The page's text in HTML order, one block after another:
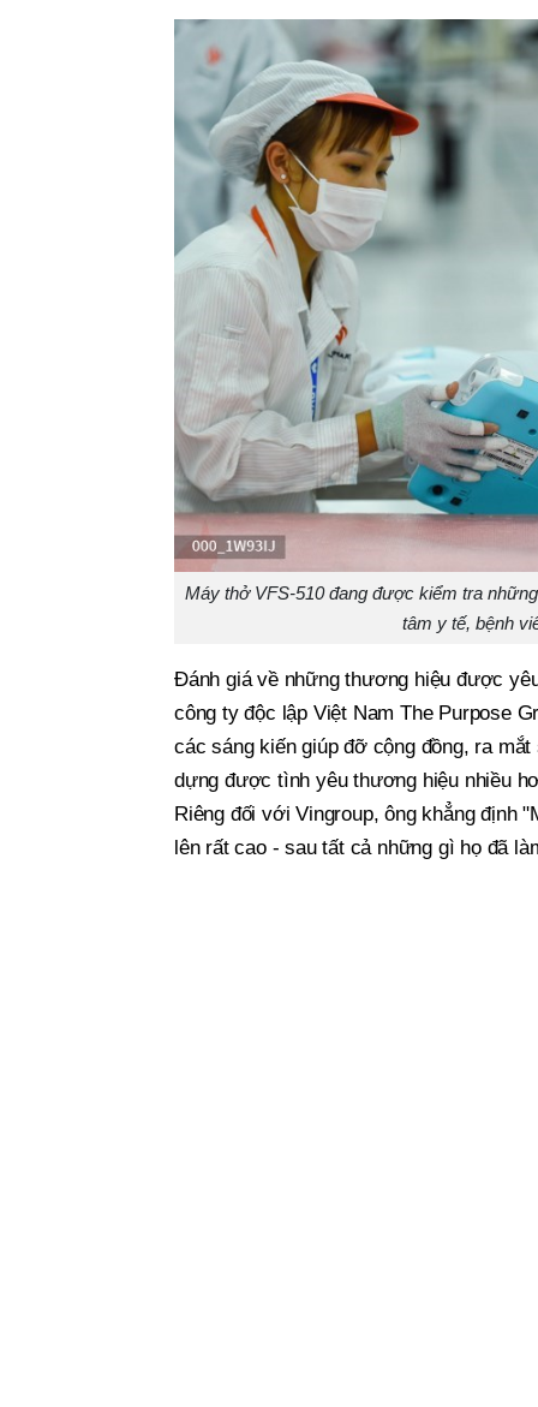
Máy thở VFS-510 đang được kiểm tra
tâm y tế, bệnh
Đánh giá về những thương hiệu được
công ty độc lập Việt Nam The Purpose
các sáng kiến giúp đỡ cộng đồng, ra
dựng được tình yêu thương hiệu nhiều
Riêng đối với Vingroup, ông khẳng định
lên rất cao - sau tất cả những gì họ đã